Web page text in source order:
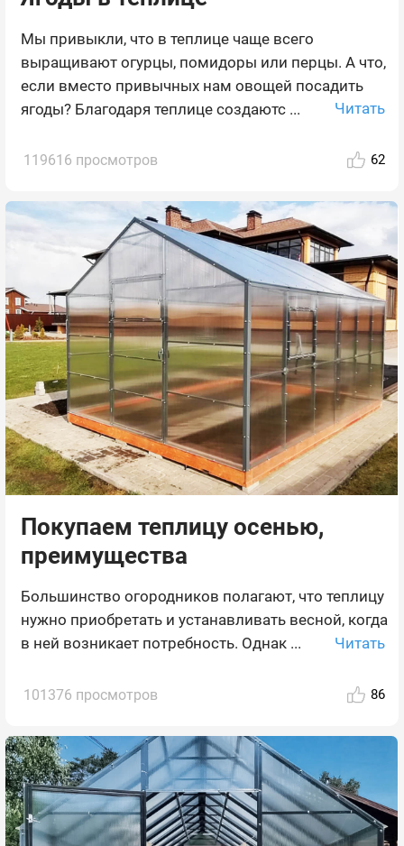
Мы привыкли, что в теплице чаще всего
выращивают огурцы, помидоры или перцы. А что,
если вместо привычных нам овощей посадить
ягоды? Благодаря теплице создаютс ...
Читать
119616 просмотров 62
Покупаем теплицу осенью,
преимущества
Большинство огородников полагают, что теплицу
нужно приобретать и устанавливать весной, когда
в ней возникает потребность. Однак ...
Читать
101376 просмотров 86